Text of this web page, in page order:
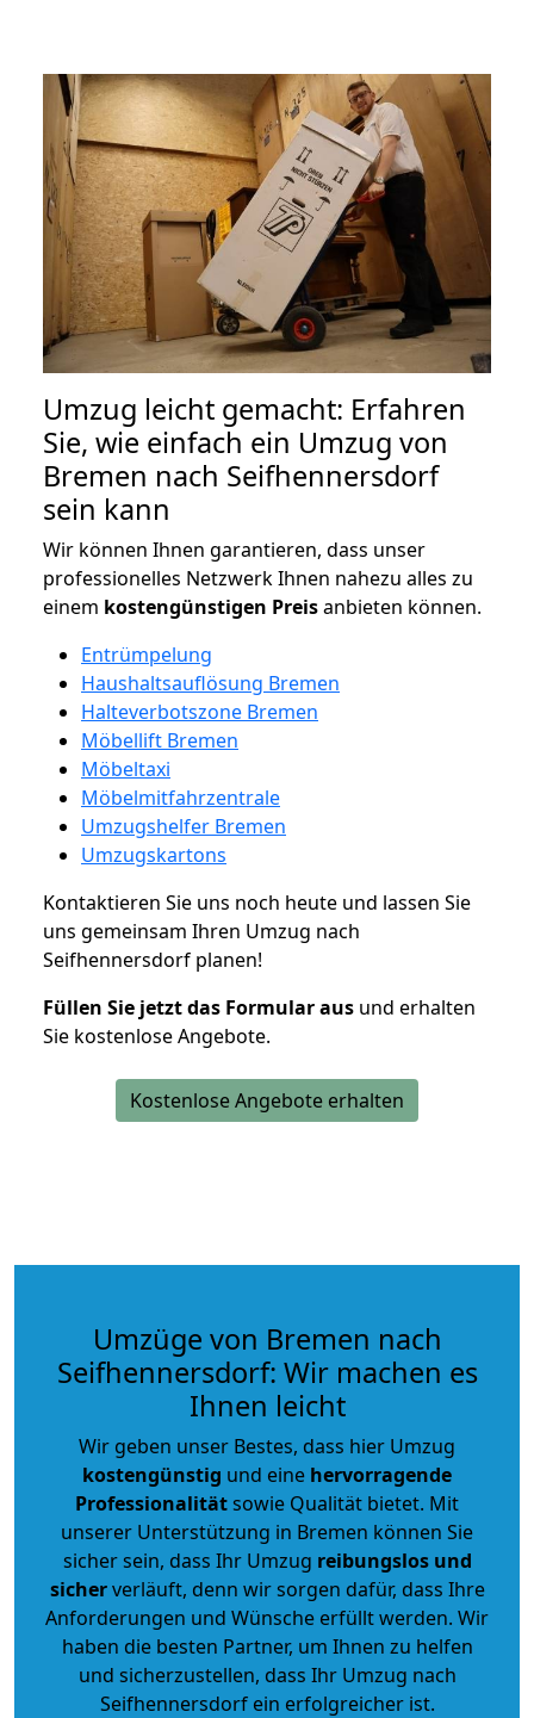
Umzug leicht gemacht: Erfahren
Sie, wie einfach ein Umzug von
Bremen nach Seifhennersdorf
sein kann
Wir können Ihnen garantieren, dass unser
professionelles Netzwerk Ihnen nahezu alles zu
einem kostengünstigen Preisanbieten können.
Entrümpelung
Haushaltsauflösung Bremen
Halteverbotszone Bremen
Möbellift Bremen
Möbeltaxi
Möbelmitfahrzentrale
Umzugshelfer Bremen
Umzugskartons
Kontaktieren Sie uns noch heute und lassen Sie
uns gemeinsam Ihren Umzug nach
Seifhennersdorf planen!
Füllen Sie jetzt das Formular aus und erhalten
Sie kostenlose Angebote.
Kostenlose Angebote erhalten
Umzüge von Bremen nach
Seifhennersdorf: Wir machen es
Ihnen leicht
Wir geben unser Bestes, dass hier Umzug
kostengünstig und eine hervorragende
Professionalitätsowie Qualität bietet. Mit
unserer Unterstützung in Bremen können Sie
sicher sein, dass Ihr Umzug reibungslos und
sicherverläuft, denn wir sorgen dafür, dass Ihre
Anforderungen und Wünsche erfüllt werden. Wir
haben die besten Partner, um Ihnen zu helfen
und sicherzustellen, dass Ihr Umzug nach
Seifhennersdorf ein erfolgreicher ist.